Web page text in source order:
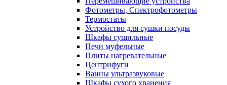
Фотометры, Спектрофотометры
Термостаты
Устройство для сушки посуды
Шкафы сушильные
Печи муфельные
Плиты нагревательные
Центрифуги
Ванны ультразвуковые
Шкафы сухого хранения